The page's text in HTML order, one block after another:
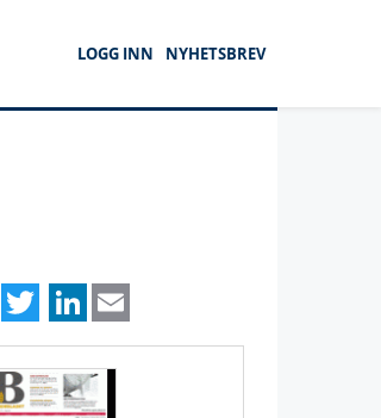
LOGG INN
NYHETSBREV
Facebook
TwitterLinkedIn